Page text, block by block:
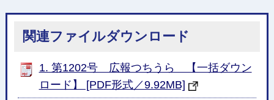
関連ファイルダウンロード
1. 第1202号 広報つちうら 【一括ダウン
ロード】 [PDF形式／9.92MB]